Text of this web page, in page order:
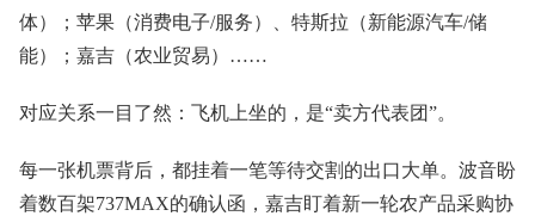
体）；苹果（消费电子/服务）、特斯拉（新能源汽车/储
能）；嘉吉（农业贸易）……
对应关系一目了然：飞机上坐的，是“卖方代表团”。
每一张机票背后，都挂着一笔等待交割的出口大单。波音盼
着数百架737MAX的确认函，嘉吉盯着新一轮农产品采购协